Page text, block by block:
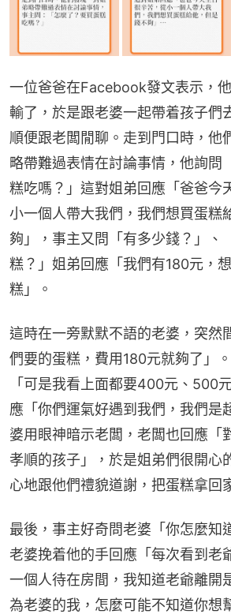
一位爸爸在Facebook發文表示，
輸了，於是跟老婆一起帶着孩子們
順便跟老闆閒聊。走到門口時，他
略帶難過表情在討論事情，他詢問
糕吃嗎？」這對姐弟回應「爸爸今
小一個人帶大我們，我們想買蛋糕
夠」，事主又問「有多少錢？」、
糕？」姐弟回應「我們有180元，
糕」。
這時在一旁默默不語的老婆，突然
們要的蛋糕，費用180元就夠了」
「可是我看上面都要400元、500
應「你們運氣好遇到我們，我們是
婆用眼神暗示老闆，老闆也回應「
孝順的孩子」，於是姐弟們很開心
心地跟他們禮貌道謝，把蛋糕拿回
最後，事主好奇問老婆「你怎麼知
老婆挽着他的手回應「每次看到老
一個人待在房間，我知道老爺離開
為老婆的我，怎麼可能不知道你想